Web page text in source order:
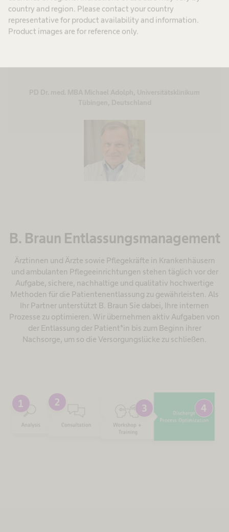
country and region. Please contact your country
representative for product availability and information.
Product images are for reference only.
von B. Braun und seinem
Versorgungsnetz geben
B. Braun Entlassungsmanagement​
Ärztinnen und Ärzte sowie Pflegekräfte in Krankenhäusern
und ambulanten Pflegeeinrichtungen stehen täglich vor der
Aufgabe, sichere, nachhaltige und qualitativ hochwertige
Methoden für die Patientenentlassung zu gewährleisten. Als
Ihr Partner unterstützt B. Braun Sie dabei, Ihre internen
Prozesse zu optimieren. Wir übernehmen aktiv Aufgaben von
der Entlassung der Patient*in bis zum Beginn ihrer
Nachsorge, um so die Versorgungslücke zu schließen.
1 2
3 4